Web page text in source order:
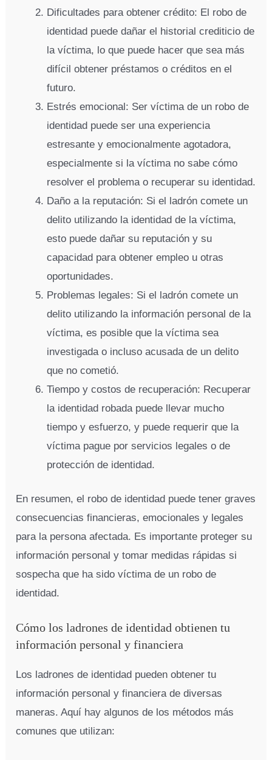
Dificultades para obtener crédito: El robo de
identidad puede dañar el historial crediticio de
la víctima, lo que puede hacer que sea más
difícil obtener préstamos o créditos en el
futuro.
Estrés emocional: Ser víctima de un robo de
identidad puede ser una experiencia
estresante y emocionalmente agotadora,
especialmente si la víctima no sabe cómo
resolver el problema o recuperar su identidad.
Daño a la reputación: Si el ladrón comete un
delito utilizando la identidad de la víctima,
esto puede dañar su reputación y su
capacidad para obtener empleo u otras
oportunidades.
Problemas legales: Si el ladrón comete un
delito utilizando la información personal de la
víctima, es posible que la víctima sea
investigada o incluso acusada de un delito
que no cometió.
Tiempo y costos de recuperación: Recuperar
la identidad robada puede llevar mucho
tiempo y esfuerzo, y puede requerir que la
víctima pague por servicios legales o de
protección de identidad.
En resumen, el robo de identidad puede tener graves
consecuencias financieras, emocionales y legales
para la persona afectada. Es importante proteger su
información personal y tomar medidas rápidas si
sospecha que ha sido víctima de un robo de
identidad.
Cómo los ladrones de identidad obtienen tu
información personal y financiera
Los ladrones de identidad pueden obtener tu
información personal y financiera de diversas
maneras. Aquí hay algunos de los métodos más
comunes que utilizan: